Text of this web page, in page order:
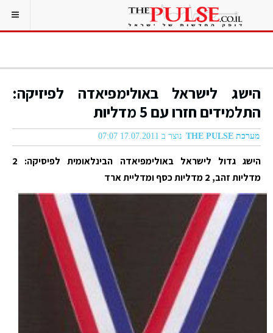
הישג לישראל באולימפיאדה לפיזיקה:
התלמידים חזרו עם 5 מדליות
מערכת THE PULSE נוצר ב 17.07.2011 07:07
הישג גדול לישראל באולימפיאדה הבינלאומית לפיסיקה: 2
מדליות זהב, 2 מדליות כסף ומדליית ארד